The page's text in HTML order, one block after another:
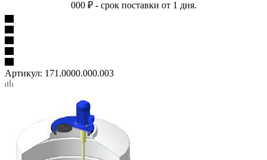
000 ₽ - срок поставки от 1 дня.
Артикул: 171.0000.000.003